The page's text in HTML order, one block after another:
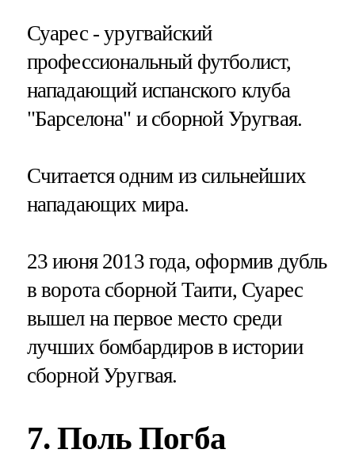
Суарес - уругвайский
профессиональный футболист,
нападающий испанского клуба
"Барселона" и сборной Уругвая.
Считается одним из сильнейших
нападающих мира.
23 июня 2013 года, оформив дубль
в ворота сборной Таити, Суарес
вышел на первое место среди
лучших бомбардиров в истории
сборной Уругвая.
7. Поль Погба